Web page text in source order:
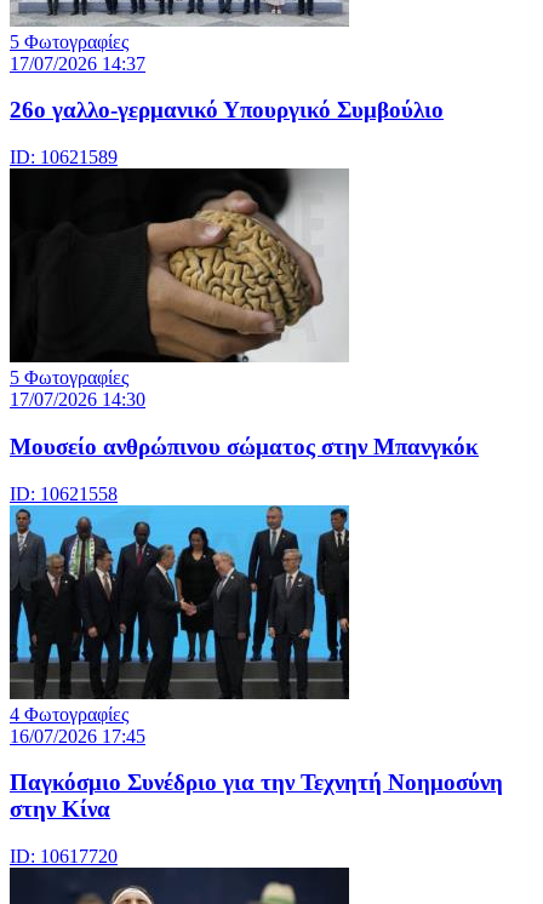
5 Φωτογραφίες
17/07/2026 14:37
26ο γαλλο-γερμανικό Υπουργικό Συμβούλιο
ID: 10621589
5 Φωτογραφίες
17/07/2026 14:30
Μουσείο ανθρώπινου σώματος στην Μπανγκόκ
ID: 10621558
4 Φωτογραφίες
16/07/2026 17:45
Παγκόσμιο Συνέδριο για την Τεχνητή Νοημοσύνη
στην Κίνα
ID: 10617720